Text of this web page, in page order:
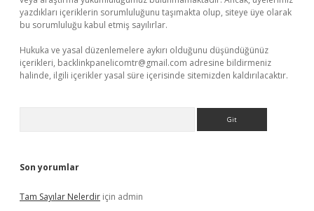
yazdıkları içeriklerin sorumluluğunu taşımakta olup, siteye üye olarak
bu sorumluluğu kabul etmiş sayılırlar.
Hukuka ve yasal düzenlemelere aykırı olduğunu düşündüğünüz
içerikleri, backlinkpanelicomtr@gmail.com adresine bildirmeniz
halinde, ilgili içerikler yasal süre içerisinde sitemizden kaldırılacaktır.
Son yorumlar
Tam Sayılar Nelerdir için admin